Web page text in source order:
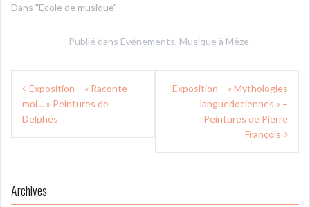
Dans "Ecole de musique"
Publié dans Evénements, Musique à Mèze
Navigation
de
l’article
Exposition – « Raconte-
moi… » Peintures de
Delphes
Exposition – « Mythologies
languedociennes » –
Peintures de Pierre
François
Archives